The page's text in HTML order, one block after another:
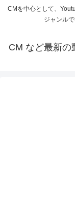
CMを中心として、
ジャンル
CM など最新の